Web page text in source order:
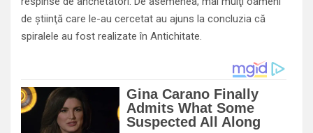
de ştiinţă care le-au cercetat au ajuns la concluzia că
spiralele au fost realizate în Antichitate.